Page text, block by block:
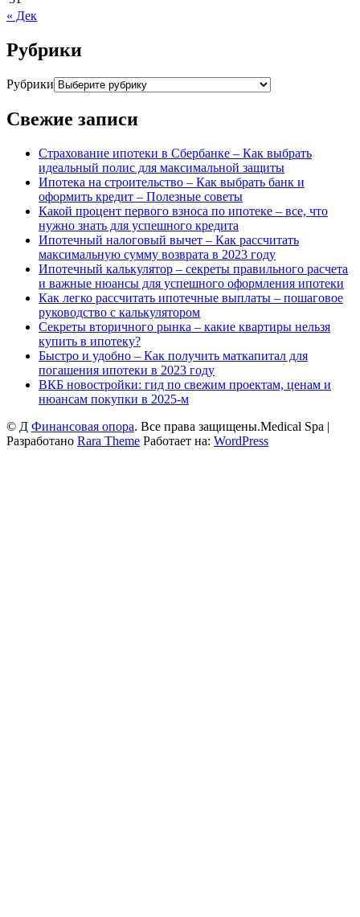
« Дек
Рубрики
Рубрики
Свежие записи
Страхование ипотеки в Сбербанке – Как выбрать
идеальный полис для максимальной защиты
Ипотека на строительство – Как выбрать банк и
оформить кредит – Полезные советы
Какой процент первого взноса по ипотеке – все, что
нужно знать для успешного кредита
Ипотечный налоговый вычет – Как рассчитать
максимальную сумму возврата в 2023 году
Ипотечный калькулятор – секреты правильного расчета
и важные нюансы для успешного оформления ипотеки
Как легко рассчитать ипотечные выплаты – пошаговое
руководство с калькулятором
Секреты вторичного рынка – какие квартиры нельзя
купить в ипотеку?
Быстро и удобно – Как получить маткапитал для
погашения ипотеки в 2023 году
ВКБ новостройки: гид по свежим проектам, ценам и
нюансам покупки в 2025-м
© Д Финансовая опора. Все права защищены.Medical Spa |
Разработано Rara Theme Работает на: WordPress